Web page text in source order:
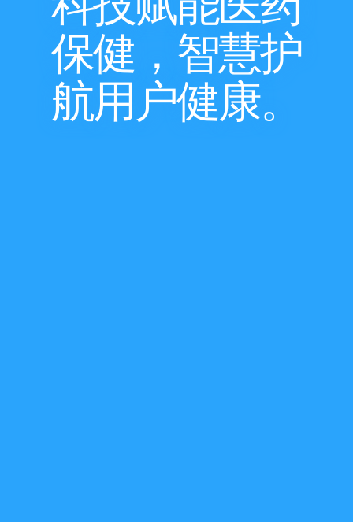
保健，智慧护
航用户健康。